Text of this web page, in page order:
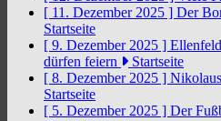
[ 11. Dezember 2025 ] Der
Startseite
[ 9. Dezember 2025 ]
dürfen feiern
Startseite
[ 8. Dezember 2025 ]
Startseite
[ 5. Dezember 2025 ] Der